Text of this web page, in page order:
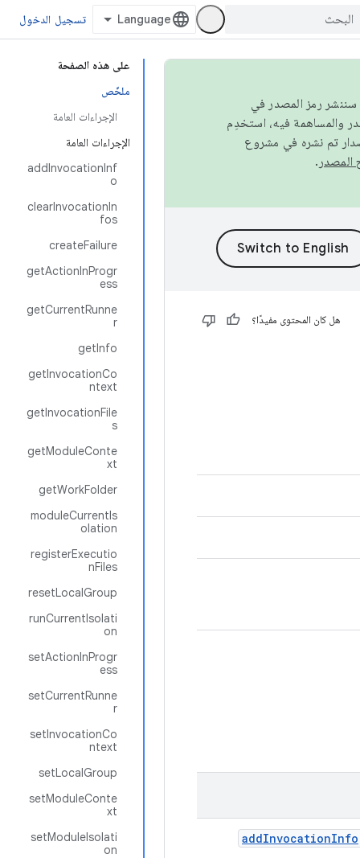
تسجيل الدخول
على هذه الصفحة
ملخّص
الإجراءات العامة
الإجراءات العامة
addInvocationInf
o
clearInvocationIn
fos
createFailure
getActionInProgr
ess
getCurrentRunne
r
getInfo
getInvocationCo
ntext
getInvocationFile
s
getModuleConte
xt
getWorkFolder
moduleCurrentIs
olation
registerExecutio
nFiles
resetLocalGroup
runCurrentIsolati
on
setActionInProgr
ess
setCurrentRunne
r
setInvocationCo
ntext
setLocalGroup
setModuleConte
xt
setModuleIsolati
on
سننشر رمز المصدر في
تم نشره في مشروع
.
هل كان المحتوى مفيدًا؟
addInvocationInfo